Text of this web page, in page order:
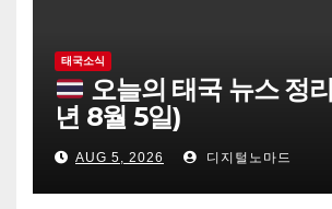
태국소식
오늘의 태국 뉴스 정
년 8월 5일)
AUG 5, 2026 디지털노마드